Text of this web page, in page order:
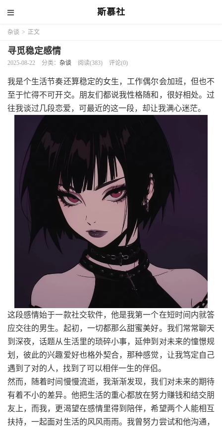
斯慕社
杂谈 > 正文
寻觅稳定感情
2025-08-22 分类： 杂谈 阅读(383) 评论(0)
我是个生活节奏还算稳定的女生，工作偶尔会加班，但也不
至于忙得不可开交。朋友们都说我性格随和，很好相处。过
往我谈过几段恋爱，可最近的这一段，却让我满心迷茫。
这段感情始于一款社交软件，他是我第一个在短时间内就答
应交往的男生。起初，一切都那么甜蜜美好。我们常常聊天
到深夜，话题从生活里的琐碎小事，延伸到对未来的憧憬规
划，彼此的兴趣爱好也格外契合，那种感觉，让我笃定自己
遇到了对的人，找到了可以相伴一生的伴侣。
然而，随着时间慢慢流逝，我渐渐发现，我们对未来的期待
有着不小的差异。他把生活的重心都放在努力赚钱和结交朋
友上，而我，更渴望在感情里得到陪伴，希望两个人能相互
扶持，一起面对生活的风风雨雨。我曾努力尝试和他沟通，